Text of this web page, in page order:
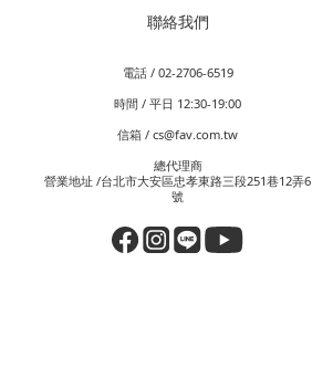
聯絡我們
電話 / 02-2706-6519
時間 / 平日 12:30-19:00
信箱 / cs@fav.com.tw
總代理商
營業地址 /台北市大安區忠孝東路三段251巷12弄6
號